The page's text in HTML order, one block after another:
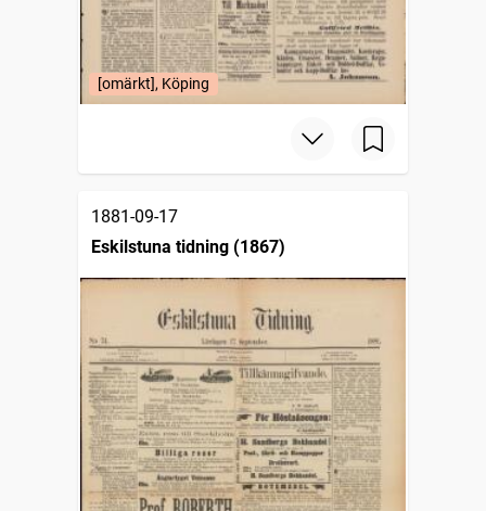
[omärkt], Köping
1881-09-17
Eskilstuna tidning (1867)